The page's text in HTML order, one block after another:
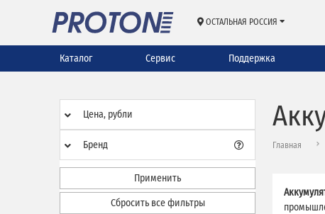
ОСТАЛЬНАЯ РОССИЯ
Каталог Сервис Поддержка
Цена, рубли
Бренд
Применить
Сбросить все фильтры
Главная